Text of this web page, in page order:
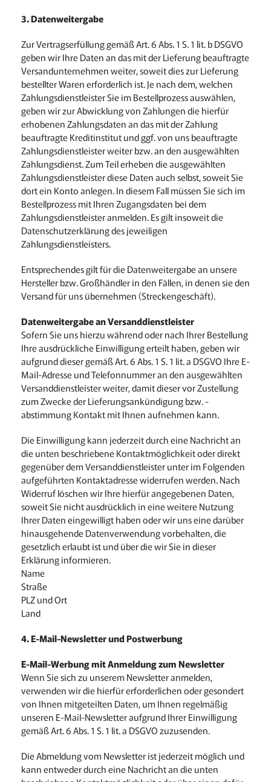
3. Datenweitergabe
Zur Vertragserfüllung gemäß Art. 6 Abs. 1 S. 1 lit. b DSGVO
geben wir Ihre Daten an das mit der Lieferung beauftragte
Versandunternehmen weiter, soweit dies zur Lieferung
bestellter Waren erforderlich ist. Je nach dem, welchen
Zahlungsdienstleister Sie im Bestellprozess auswählen,
geben wir zur Abwicklung von Zahlungen die hierfür
erhobenen Zahlungsdaten an das mit der Zahlung
beauftragte Kreditinstitut und ggf. von uns beauftragte
Zahlungsdienstleister weiter bzw. an den ausgewählten
Zahlungsdienst. Zum Teil erheben die ausgewählten
Zahlungsdienstleister diese Daten auch selbst, soweit Sie
dort ein Konto anlegen. In diesem Fall müssen Sie sich im
Bestellprozess mit Ihren Zugangsdaten bei dem
Zahlungsdienstleister anmelden. Es gilt insoweit die
Datenschutzerklärung des jeweiligen
Zahlungsdienstleisters.
Entsprechendes gilt für die Datenweitergabe an unsere
Hersteller bzw. Großhändler in den Fällen, in denen sie den
Versand für uns übernehmen (Streckengeschäft).
Datenweitergabe an Versanddienstleister
Sofern Sie uns hierzu während oder nach Ihrer Bestellung
Ihre ausdrückliche Einwilligung erteilt haben, geben wir
aufgrund dieser gemäß Art. 6 Abs. 1 S. 1 lit. a DSGVO Ihre E-
Mail-Adresse und Telefonnummer an den ausgewählten
Versanddienstleister weiter, damit dieser vor Zustellung
zum Zwecke der Lieferungsankündigung bzw. -
abstimmung Kontakt mit Ihnen aufnehmen kann.
Die Einwilligung kann jederzeit durch eine Nachricht an
die unten beschriebene Kontaktmöglichkeit oder direkt
gegenüber dem Versanddienstleister unter im Folgenden
aufgeführten Kontaktadresse widerrufen werden. Nach
Widerruf löschen wir Ihre hierfür angegebenen Daten,
soweit Sie nicht ausdrücklich in eine weitere Nutzung
Ihrer Daten eingewilligt haben oder wir uns eine darüber
hinausgehende Datenverwendung vorbehalten, die
gesetzlich erlaubt ist und über die wir Sie in dieser
Erklärung informieren.
Name
Straße
PLZ und Ort
Land
4. E-Mail-Newsletter und Postwerbung
E-Mail-Werbung mit Anmeldung zum Newsletter
Wenn Sie sich zu unserem Newsletter anmelden,
verwenden wir die hierfür erforderlichen oder gesondert
von Ihnen mitgeteilten Daten, um Ihnen regelmäßig
unseren E-Mail-Newsletter aufgrund Ihrer Einwilligung
gemäß Art. 6 Abs. 1 S. 1 lit. a DSGVO zuzusenden.
Die Abmeldung vom Newsletter ist jederzeit möglich und
kann entweder durch eine Nachricht an die unten